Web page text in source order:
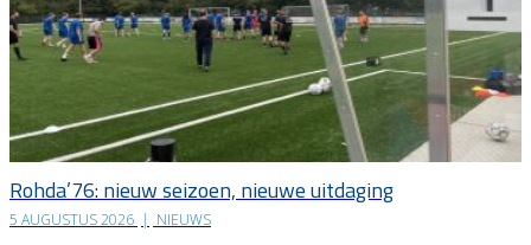
Rohda’76: nieuw seizoen, nieuwe uitdaging
5 AUGUSTUS 2026 | NIEUWS